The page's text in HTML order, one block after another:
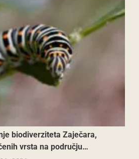
biodiverziteta Zaječara,
vrsta na području…